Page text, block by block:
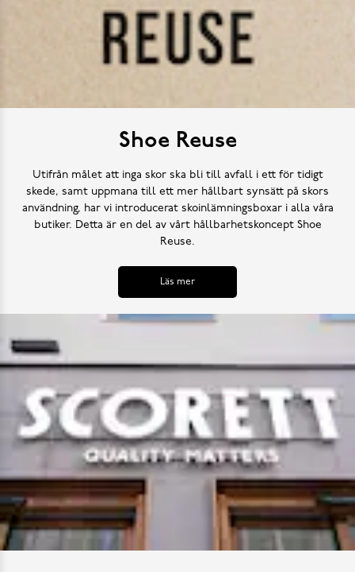
Shoe Reuse
Utifrån målet att inga skor ska bli till avfall i ett för tidigt
skede, samt uppmana till ett mer hållbart synsätt på skors
användning, har vi introducerat skoinlämningsboxar i alla våra
butiker. Detta är en del av vårt hållbarhetskoncept Shoe
Reuse.
Läs mer